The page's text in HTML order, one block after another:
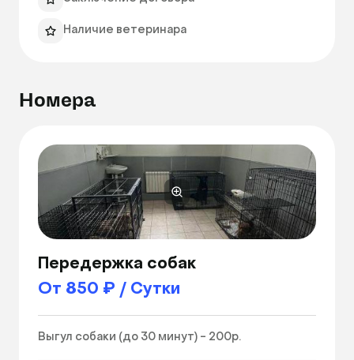
Высылаем фото и видеоотчеты каждый день
животных
Наличие ветеринара
Номера
Передержка собак
От 850 ₽ / Сутки
Выгул собаки (до 30 минут) - 200р.